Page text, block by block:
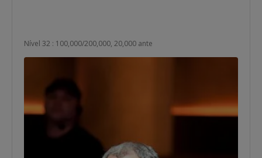
Nível 32 : 100,000/200,000, 20,000 ante